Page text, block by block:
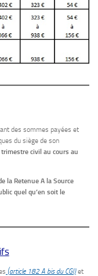
des sommes payées et
du siège de son
civil au cours au
la Retenue A la Source
quel qu’en soit le
(article 182 A bis du CGI)et